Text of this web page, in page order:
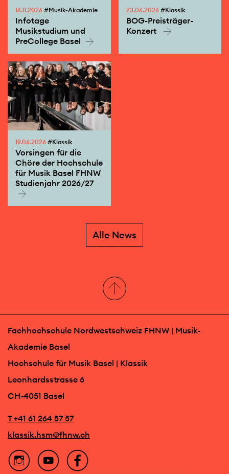
16.11.2026 #Musik-Akademie
Infotage
Musikstudium und
PreCollege Basel
23.06.2026#Klassik
BOG-Preisträger-
Konzert
19.06.2026 #Klassik
Vorsingen für die
Chöre der Hochschule
für Musik Basel FHNW
Studienjahr 2026/27
Alle News
Fachhochschule Nordwestschweiz FHNW | Musik-
Akademie Basel
Hochschule für Musik Basel | Klassik
Leonhardsstrasse 6
CH-4051 Basel
T +41 61 264 57 57
klassik.hsm@fhnw.ch